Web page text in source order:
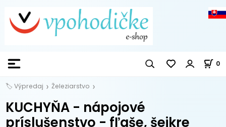
0
🏷️ Výpredaj Železiarstvo
KUCHYŇA - nápojové
príslušenstvo - fľaše, šejkre